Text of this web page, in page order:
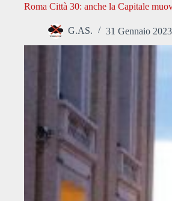
Roma Città 30: anche la Capitale
G.AS. 31 Gennaio 2023